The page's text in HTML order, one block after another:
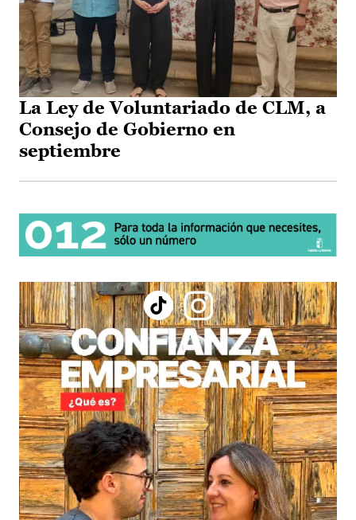
La Ley de Voluntariado de CLM, a
Consejo de Gobierno en
septiembre